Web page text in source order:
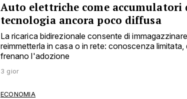
Auto elettriche come accumulatori
tecnologia ancora poco diffusa
La ricarica bidirezionale consente di
reimmetterla in casa o in rete: conoscenza
frenano l'adozione
3 gior
ECONOMIA